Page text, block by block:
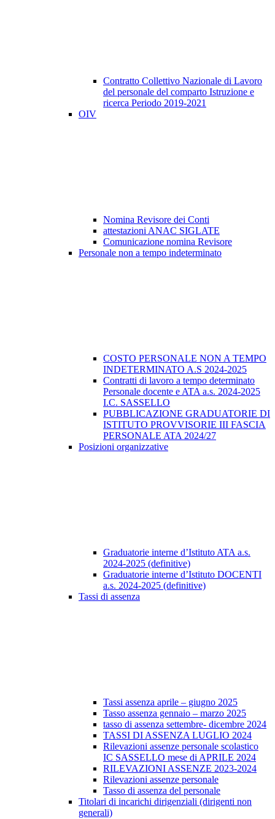
Contratto Collettivo Nazionale di Lavoro
del personale del comparto Istruzione e
ricerca Periodo 2019-2021
OIV
Nomina Revisore dei Conti
attestazioni ANAC SIGLATE
Comunicazione nomina Revisore
Personale non a tempo indeterminato
COSTO PERSONALE NON A TEMPO
INDETERMINATO A.S 2024-2025
Contratti di lavoro a tempo determinato
Personale docente e ATA a.s. 2024-2025
I.C. SASSELLO
PUBBLICAZIONE GRADUATORIE DI
ISTITUTO PROVVISORIE III FASCIA
PERSONALE ATA 2024/27
Posizioni organizzative
Graduatorie interne d’Istituto ATA a.s.
2024-2025 (definitive)
Graduatorie interne d’Istituto DOCENTI
a.s. 2024-2025 (definitive)
Tassi di assenza
Tassi assenza aprile – giugno 2025
Tasso assenza gennaio – marzo 2025
tasso di assenza settembre- dicembre 2024
TASSI DI ASSENZA LUGLIO 2024
Rilevazioni assenze personale scolastico
IC SASSELLO mese di APRILE 2024
RILEVAZIONI ASSENZE 2023-2024
Rilevazioni assenze personale
Tasso di assenza del personale
Titolari di incarichi dirigenziali (dirigenti non
generali)